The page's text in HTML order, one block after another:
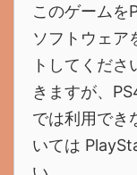
このゲームを
ソフトウェア
トしてくだ
きますが、
では利用でき
いては